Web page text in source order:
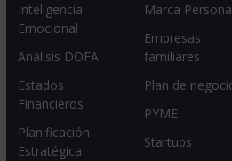
Inteligencia
Emocional
Análisis DOFA
Estados
Financieros
Planificación
Estratégica
Marca
Empresas
familiares
Plan de
PYME
Startups